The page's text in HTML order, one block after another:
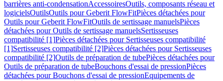
barrières anti-condensationAccessoiresOutils, composants réseau et
logicielsOutilsOutils pour Geberit FlowFitPièces détachées pour
Outils pour Geberit FlowFitOutils de sertissage manuelsPièces
détachées pour Outils de sertissage manuelsSertisseuses
compatibilité [1]Pièces détachées pour Sertisseuses compatibilité
[1]Sertisseuses compatibilité [2]Pièces détachées pour Sertisseuses
compatibilité [2]Outils de préparation de tubePièces détachées pour
Outils de préparation de tubeBouchons d'essai de pressionPièces
détachées pour Bouchons d'essai de pressionEquipements de